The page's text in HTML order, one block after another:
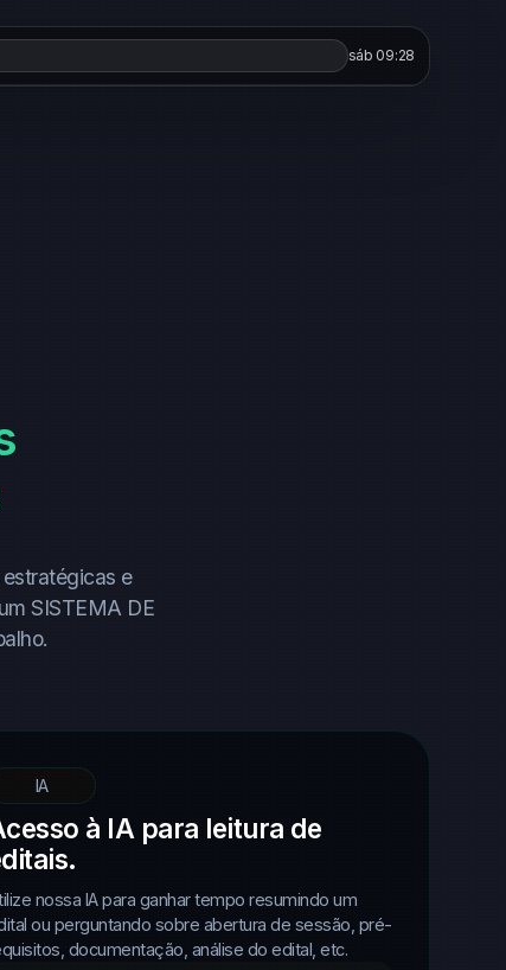
sáb 09:28
e
SISTEMA DE
IA
à IA para leitura de
nossa IA para ganhar tempo resumindo um
ou perguntando sobre abertura de sessão, pré-
documentação, análise do edital, etc.